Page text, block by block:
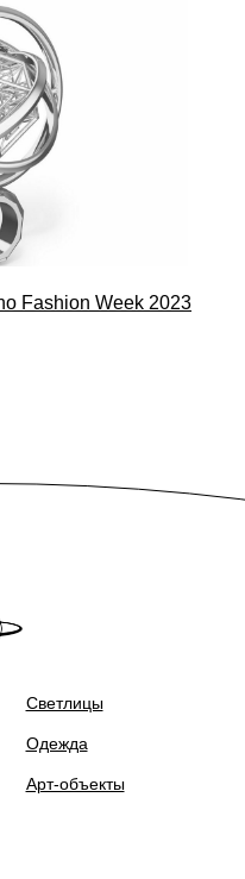
Fashion Week 2023
Одежда
Арт-объекты
Светлицы